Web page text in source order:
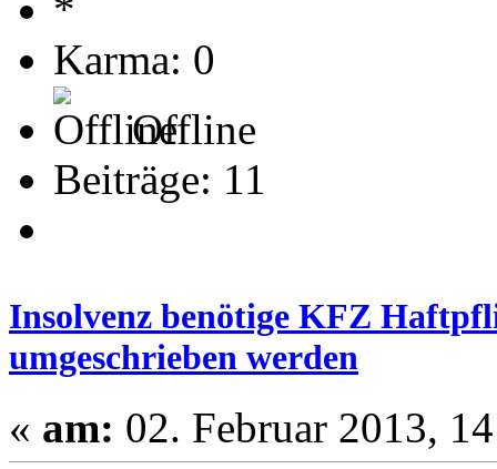
Karma: 0
Offline
Beiträge: 11
Insolvenz benötige KFZ
umgeschrieben werden
« am: 02. Februar 2013,